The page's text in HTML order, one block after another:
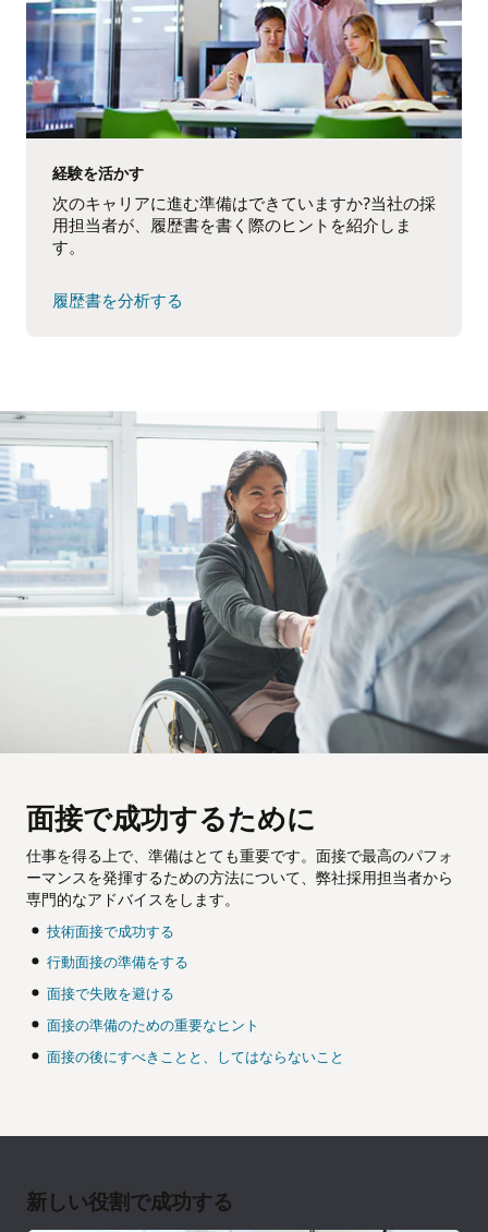
経験を活かす
次のキャリアに進む準備はできていますか?当社の採
用担当者が、履歴書を書く際のヒントを紹介しま
す。
履歴書を分析する
面接で成功するために
仕事を得る上で、準備はとても重要です。面接で最高のパフォ
ーマンスを発揮するための方法について、弊社採用担当者から
専門的なアドバイスをします。
技術面接で成功する
行動面接の準備をする
面接で失敗を避ける
面接の準備のための重要なヒント
面接の後にすべきことと、してはならないこと
新しい役割で成功する